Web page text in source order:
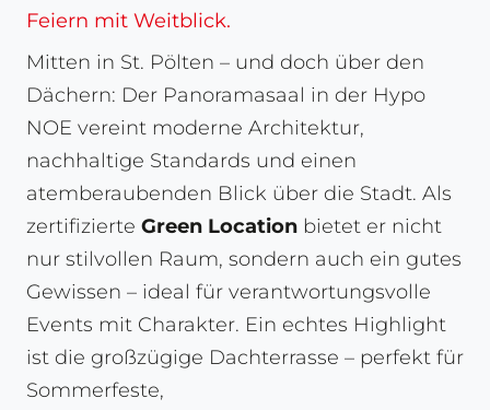
Feiern mit Weitblick.
Mitten in St. Pölten – und doch über den
Dächern: Der Panoramasaal in der Hypo
NOE vereint moderne Architektur,
nachhaltige Standards und einen
atemberaubenden Blick über die Stadt. Als
zertifizierte Green Location bietet er nicht
nur stilvollen Raum, sondern auch ein gutes
Gewissen – ideal für verantwortungsvolle
Events mit Charakter. Ein echtes Highlight
ist die großzügige Dachterrasse – perfekt für
Sommerfeste,